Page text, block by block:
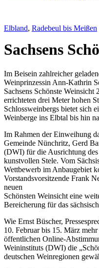
Elbland, Radebeul bis Meißen
Sachsens
Im Beisein zahlreicher
Weinprinzessin Ann-Kathrin
Sachsens Schönste
errichteten drei Meter hohen
Schlossweinbergs bietet sich
Weinberge ins Elbtal bis hin
Im Rahmen der Einweihung
Gemeinde Nünchritz, Gerd
(DWI) für die Ausrichtung
kunstvollen Stele. Vom
Wettbewerb im Anbaugebiet
Vorstandsvorsitzende Frank
neuen
Schönsten Weinsicht eine
Bereicherung für das
Wie Ernst Büscher,
10. Februar bis 15. März
öffentlichen Online-
Weininstituts (DWI) die
deutschen Weinregionen